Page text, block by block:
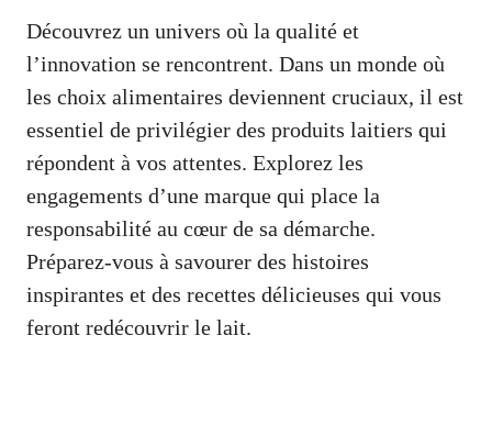
Découvrez un univers où la qualité et
l’innovation se rencontrent. Dans un monde où
les choix alimentaires deviennent cruciaux, il est
essentiel de privilégier des produits laitiers qui
répondent à vos attentes. Explorez les
engagements d’une marque qui place la
responsabilité au cœur de sa démarche.
Préparez-vous à savourer des histoires
inspirantes et des recettes délicieuses qui vous
feront redécouvrir le lait.